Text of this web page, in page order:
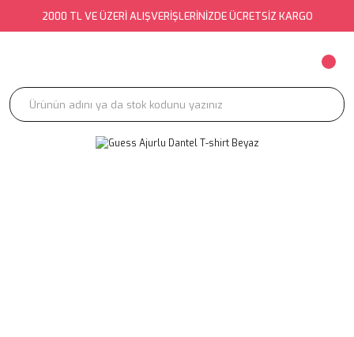
2000 TL VE ÜZERİ ALIŞVERİŞLERİNİZDE ÜCRETSİZ KARGO